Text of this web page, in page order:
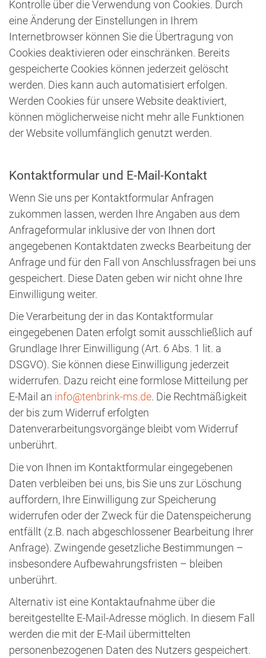
Kontrolle über die Verwendung von Cookies. Durch
eine Änderung der Einstellungen in Ihrem
Internetbrowser können Sie die Übertragung von
Cookies deaktivieren oder einschränken. Bereits
gespeicherte Cookies können jederzeit gelöscht
werden. Dies kann auch automatisiert erfolgen.
Werden Cookies für unsere Website deaktiviert,
können möglicherweise nicht mehr alle Funktionen
der Website vollumfänglich genutzt werden.
Kontaktformular und E-Mail-Kontakt
Wenn Sie uns per Kontaktformular Anfragen
zukommen lassen, werden Ihre Angaben aus dem
Anfrageformular inklusive der von Ihnen dort
angegebenen Kontaktdaten zwecks Bearbeitung der
Anfrage und für den Fall von Anschlussfragen bei uns
gespeichert. Diese Daten geben wir nicht ohne Ihre
Einwilligung weiter.
Die Verarbeitung der in das Kontaktformular
eingegebenen Daten erfolgt somit ausschließlich auf
Grundlage Ihrer Einwilligung (Art. 6 Abs. 1 lit. a
DSGVO). Sie können diese Einwilligung jederzeit
widerrufen. Dazu reicht eine formlose Mitteilung per
E-Mail an info@tenbrink-ms.de. Die Rechtmäßigkeit
der bis zum Widerruf erfolgten
Datenverarbeitungsvorgänge bleibt vom Widerruf
unberührt.
Die von Ihnen im Kontaktformular eingegebenen
Daten verbleiben bei uns, bis Sie uns zur Löschung
auffordern, Ihre Einwilligung zur Speicherung
widerrufen oder der Zweck für die Datenspeicherung
entfällt (z.B. nach abgeschlossener Bearbeitung Ihrer
Anfrage). Zwingende gesetzliche Bestimmungen –
insbesondere Aufbewahrungsfristen – bleiben
unberührt.
Alternativ ist eine Kontaktaufnahme über die
bereitgestellte E-Mail-Adresse möglich. In diesem Fall
werden die mit der E-Mail übermittelten
personenbezogenen Daten des Nutzers gespeichert.